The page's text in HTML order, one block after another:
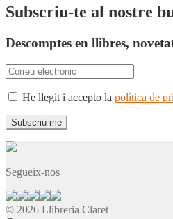
Subscriu-te al nostre
Descomptes en llibres,
He llegit i accepto la política de
Segueix-nos
© 2026 Llibreria Claret